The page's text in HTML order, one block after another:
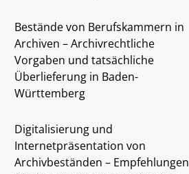
Bestände von Berufskammern in
Archiven – Archivrechtliche
Vorgaben und tatsächliche
Überlieferung in Baden-
Württemberg
Digitalisierung und
Internetpräsentation von
Archivbeständen – Empfehlungen